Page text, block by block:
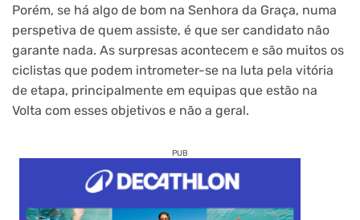
Porém, se há algo de bom na Senhora da Graça, numa
perspetiva de quem assiste, é que ser candidato não
garante nada. As surpresas acontecem e são muitos os
ciclistas que podem intrometer-se na luta pela vitória
de etapa, principalmente em equipas que estão na
Volta com esses objetivos e não a geral.
PUB